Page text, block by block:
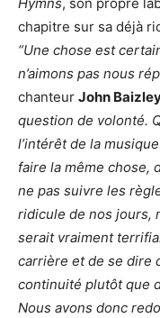
Hymns, son propre
chapitre sur sa déjà
“Une chose est
n’aimons pas nous
chanteur John
question de volonté.
l’intérêt de la
faire la même chose,
ne pas suivre les
ridicule de nos jours,
serait vraiment
carrière et de se dire
continuité plutôt que
Nous avons donc